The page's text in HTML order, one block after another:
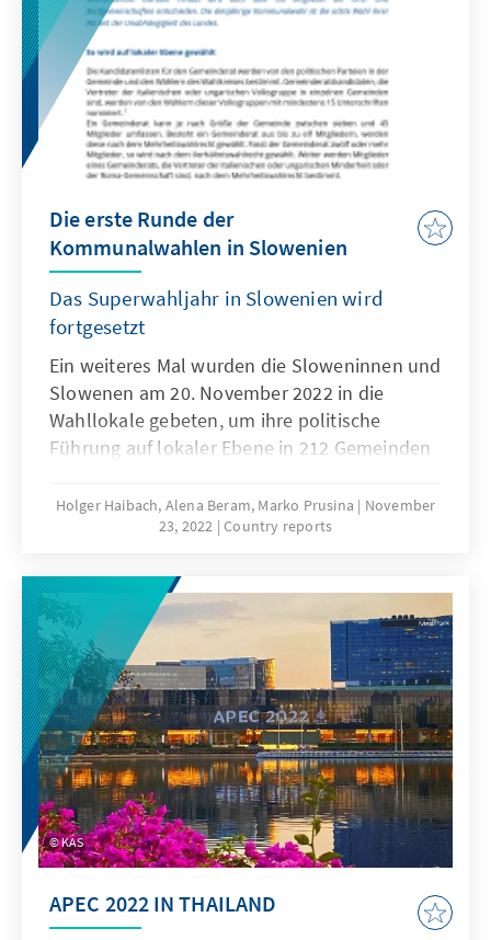
Die erste Runde der
Kommunalwahlen in Slowenien
Das Superwahljahr in Slowenien wird
fortgesetzt
Ein weiteres Mal wurden die Sloweninnen und
Slowenen am 20. November 2022 in die
Wahllokale gebeten, um ihre politische
Führung auf lokaler Ebene in 212 Gemeinden
Kommunalwahlen alle vier Jahre am dritten
Sonntag im November statt. Gewählt werden
Gemeinderäte. Darüber hinaus wird auch über
die Mitglieder der Orts- und
Dorfgemeinschaften entschieden. Die
diesjährige Kommunalwahl ist die achte Wahl
ihrer Art seit der Unabhängigkeit des Landes.
Holger Haibach, Alena Beram, Marko Prusina
November
23, 2022 Country reports
KAS
APEC 2022 IN THAILAND